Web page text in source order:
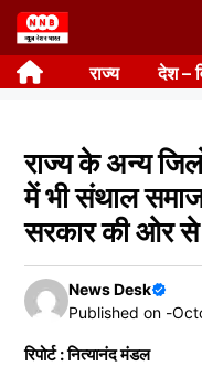
Skip
to
content राज्य देश –
राज्य के अन्य
में भी संथाल
सरकार की ओर से
News Desk
Published on -
रिपोर्ट : नित्यानंद मंडल